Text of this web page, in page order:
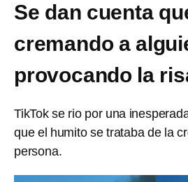
Se dan cuenta
cremando a
provocando la
TikTok se rio por una
que el humito se trataba de la
persona.